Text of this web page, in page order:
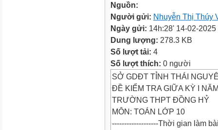
Nguồn:
Người gửi: Nhuyễn Thị Thúy
Ngày gửi: 14h:28' 14-02-2025
Dung lượng: 278.3 KB
Số lượt tải: 4
Số lượt thích: 0 người
SỞ GDĐT TỈNH THÁI
ĐỀ KIỂM TRA GIỮA KỲ I
TRƯỜNG THPT ĐỒNG HỶ
MÔN: TOÁN LỚP 10
-------------------Thời gian làm